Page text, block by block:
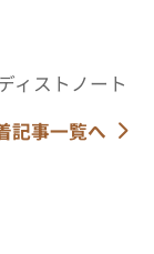
ィストノート
記事一覧へ